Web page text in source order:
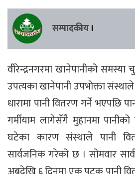
सम्पादकीय ।
वीरेन्द्रनगरमा खानेपानीको
उपत्यका खानेपानी उपभोक्ता
धारामा पानी वितरण गर्ने भएपछि
गर्मीयाम लागेसँगै मुहानमा
घटेका कारण संस्थाले पानी
सार्वजनिक गरेको छ । सोमवार